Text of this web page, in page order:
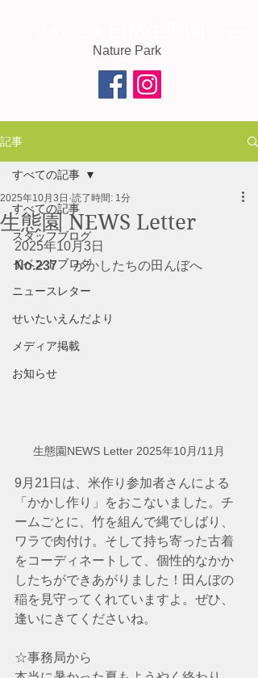
Nature Park
記事
すべての記事
スタッフブログ
イベントブログ
ニュースレター
せいたいえんだより
メディア掲載
お知らせ
すべての記事
生態園 NEWS Letter
2025年10月3日 読了時間: 1分
2025年10月3日
No.237 かかしたちの田んぼへ
生態園NEWS Letter 2025年10月/11月
9月21日は、米作り参加者さんによる
「かかし作り」をおこないました。チ
ームごとに、竹を組んで縄でしばり、
ワラで肉付け。そして持ち寄った古着
をコーディネートして、個性的なかか
したちができあがりました！田んぼの
稲を見守ってくれていますよ。ぜひ、
逢いにきてくださいね。
☆事務局から